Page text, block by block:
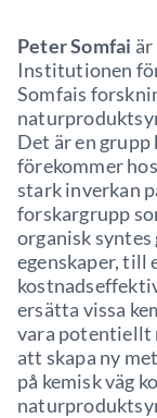
Peter Somfai
Institutionen
Somfais
Det är en grupp
förekommer
stark inverkan
forskargrupp
organisk
egenskaper, till
ersätta vissa
vara potentiellt
att skapa ny
på kemisk väg